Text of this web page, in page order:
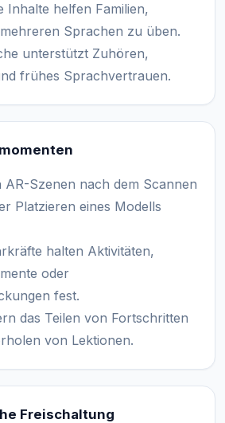
Inhalte helfen Familien,
Sprachen zu üben.
unterstützt Zuhören,
frühes Sprachvertrauen.
AR-Szenen nach dem Scannen
Platzieren eines Modells
halten Aktivitäten,
oder
fest.
das Teilen von Fortschritten
von Lektionen.
Freischaltung